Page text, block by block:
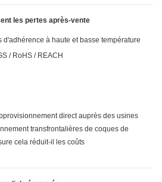
les pertes après-vente
d'adhérence à haute et basse température
/ RoHS / REACH